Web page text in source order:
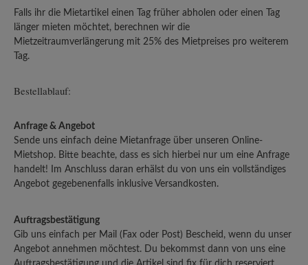
Falls ihr die Mietartikel einen Tag früher abholen oder einen Tag
länger mieten möchtet, berechnen wir die
Mietzeitraumverlängerung mit 25% des Mietpreises pro weiterem
Tag.
Bestellablauf:
Anfrage & Angebot
Sende uns einfach deine Mietanfrage über unseren Online-
Mietshop. Bitte beachte, dass es sich hierbei nur um eine Anfrage
handelt! Im Anschluss daran erhälst du von uns ein vollständiges
Angebot gegebenenfalls inklusive Versandkosten.
Auftragsbestätigung
Gib uns einfach per Mail (Fax oder Post) Bescheid, wenn du unser
Angebot annehmen möchtest. Du bekommst dann von uns eine